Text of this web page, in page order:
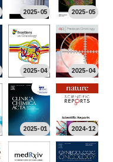
2025-05 2025-05
2025-04 2025-04
2025-01 2024-12